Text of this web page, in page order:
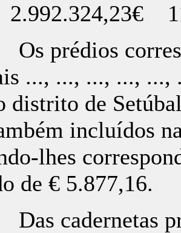
2.992.324,23€
Os prédios
..., ..., ..., ..., ...,
distrito de
incluídos
lhes
de € 5.877,16.
Das cadernetas